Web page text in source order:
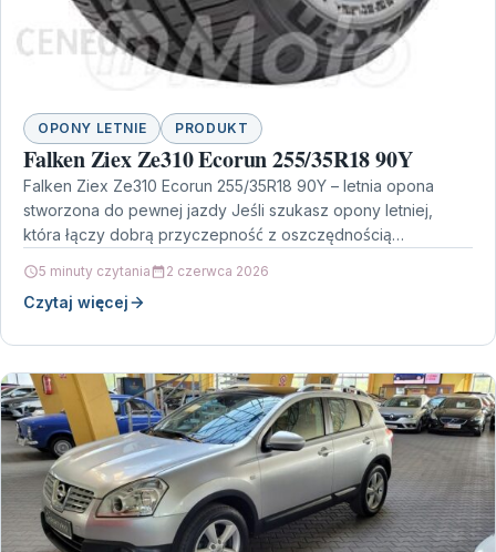
OPONY LETNIE PRODUKT
Falken Ziex Ze310 Ecorun 255/35R18 90Y
Falken Ziex Ze310 Ecorun 255/35R18 90Y – letnia opona
stworzona do pewnej jazdy Jeśli szukasz opony letniej,
która łączy dobrą przyczepność z oszczędnością
5 minuty czytania 2 czerwca 2026
Czytaj więcej